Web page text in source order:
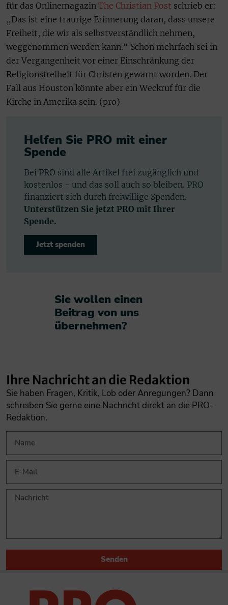
für das Onlinemagazin The Christian Post schrieb er:
„Das ist eine traurige Erinnerung daran, dass unsere
Freiheit, die wir als selbstverständlich nehmen,
weggenommen werden kann.“ Schon mehrfach sei in
der Vergangenheit vor einer Einschränkung der
Religionsfreiheit für Christen gewarnt worden. Der
Fall aus Houston könnte aber ein Weckruf für die
Kirche in Amerika sein. (pro)
Helfen Sie PRO mit einer
Spende
Bei PRO sind alle Artikel frei zugänglich und
kostenlos - und das soll auch so bleiben. PRO
finanziert sich durch freiwillige Spenden.
Unterstützen Sie jetzt PRO mit Ihrer
Spende.
Jetzt spenden
Sie wollen einen
Beitrag von uns
übernehmen?​
Ihre Nachricht an die Redaktion
Sie haben Fragen, Kritik, Lob oder Anregungen? Dann
schreiben Sie gerne eine Nachricht direkt an die PRO-
Redaktion.
Senden